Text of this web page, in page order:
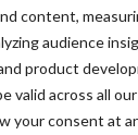
content,
audience
product
valid across all
your consent at